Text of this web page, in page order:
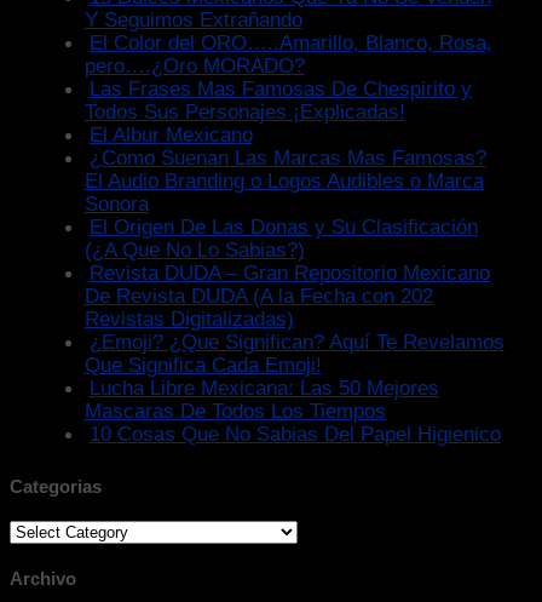
Y Seguimos Extrañando
El Color del ORO…..Amarillo, Blanco, Rosa,
pero….¿Oro MORADO?
Las Frases Mas Famosas De Chespirito y
Todos Sus Personajes ¡Explicadas!
El Albur Mexicano
¿Como Suenan Las Marcas Mas Famosas?
El Audio Branding o Logos Audibles o Marca
Sonora
El Origen De Las Donas y Su Clasificación
(¿A Que No Lo Sabias?)
Revista DUDA – Gran Repositorio Mexicano
De Revista DUDA (A la Fecha con 202
Revistas Digitalizadas)
¿Emoji? ¿Que Significan? Aquí Te Revelamos
Que Significa Cada Emoji!
Lucha Libre Mexicana: Las 50 Mejores
Mascaras De Todos Los Tiempos
10 Cosas Que No Sabias Del Papel Higienico
Categorias
Categorias
Archivo